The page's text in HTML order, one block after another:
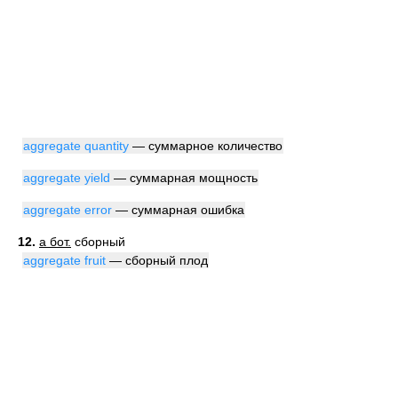
aggregate quantity — суммарное количество
aggregate yield — суммарная мощность
aggregate error — суммарная ошибка
12. a бот. сборный
aggregate fruit — сборный плод